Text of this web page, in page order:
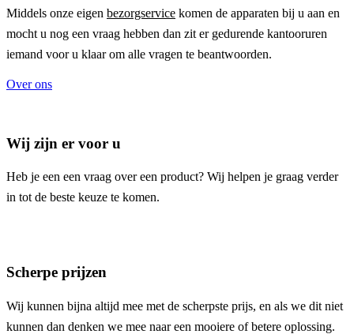
Middels onze eigen bezorgservice komen de apparaten bij u aan en
mocht u nog een vraag hebben dan zit er gedurende kantooruren
iemand voor u klaar om alle vragen te beantwoorden.
Over ons
Wij zijn er voor u
Heb je een een vraag over een product? Wij helpen je graag verder
in tot de beste keuze te komen.
Scherpe prijzen
Wij kunnen bijna altijd mee met de scherpste prijs, en als we dit niet
kunnen dan denken we mee naar een mooiere of betere oplossing.